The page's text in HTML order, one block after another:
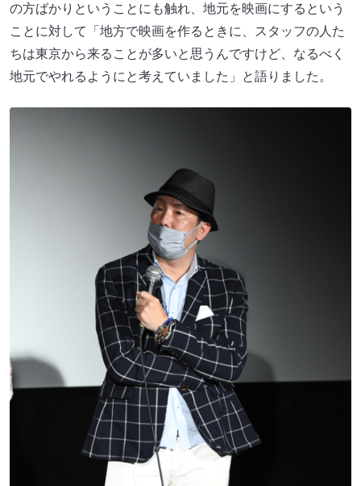
の方ばかりということにも触れ、地元を映画にするという
ことに対して「地方で映画を作るときに、スタッフの人た
ちは東京から来ることが多いと思うんですけど、なるべく
地元でやれるようにと考えていました」と語りました。